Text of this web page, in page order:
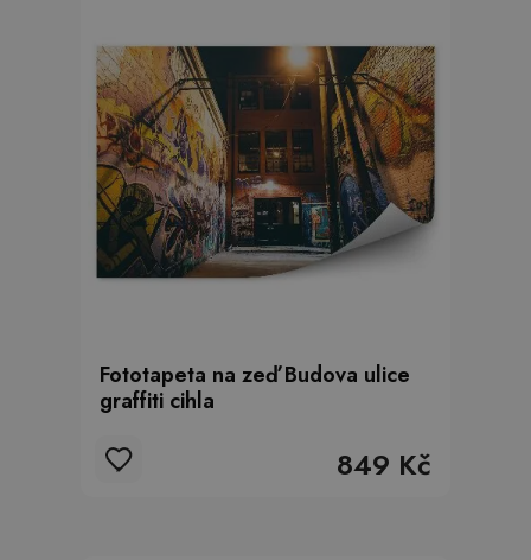
Fototapeta na zeď Budova ulice
graffiti cihla
849 Kč